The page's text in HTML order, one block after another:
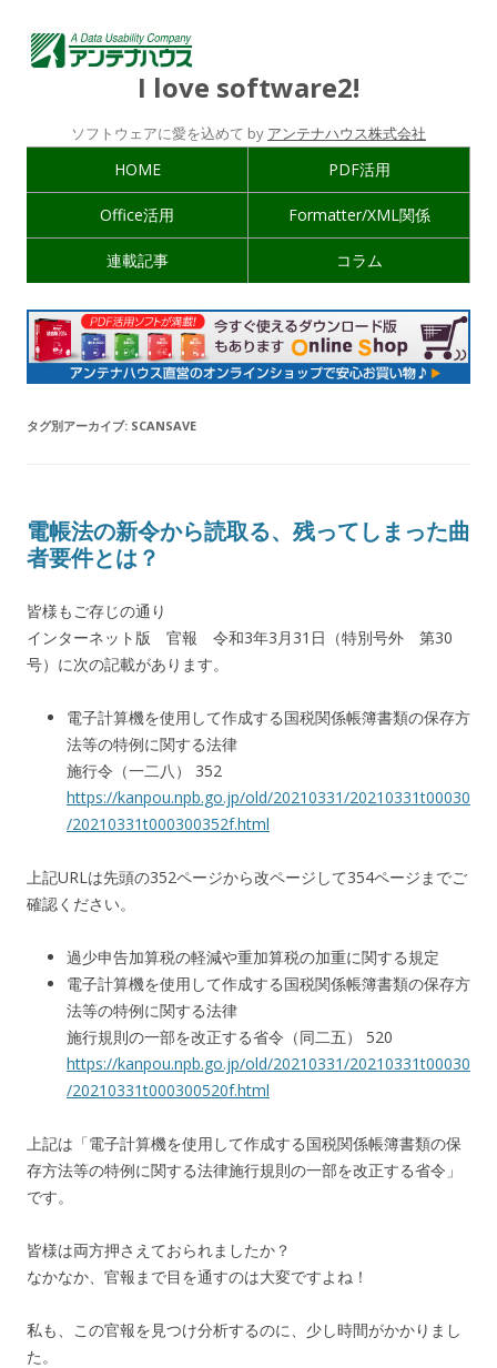
I love software2!
ソフトウェアに愛を込めて by アンテナハウス株式会社
HOME PDF活用
Office活用 Formatter/XML関係
連載記事 コラム
タグ別アーカイブ: SCANSAVE
電帳法の新令から読取る、残ってしまった曲
者要件とは？
皆様もご存じの通り
インターネット版 官報 令和3年3月31日 （特別号外 第30
号）に次の記載があります。
電子計算機を使用して作成する国税関係帳簿書類の保存方
法等の特例に関する法律
施行令（一二八） 352
https://kanpou.npb.go.jp/old/20210331/20210331t00030
/20210331t000300352f.html
上記URLは先頭の352ページから改ページして354ページまでご
確認ください。
過少申告加算税の軽減や重加算税の加重に関する規定
電子計算機を使用して作成する国税関係帳簿書類の保存方
法等の特例に関する法律
施行規則の一部を改正する省令（同二五） 520
https://kanpou.npb.go.jp/old/20210331/20210331t00030
/20210331t000300520f.html
上記は「電子計算機を使用して作成する国税関係帳簿書類の保
存方法等の特例に関する法律施行規則の一部を改正する省令」
です。
皆様は両方押さえておられましたか？
なかなか、官報まで目を通すのは大変ですよね！
私も、この官報を見つけ分析するのに、少し時間がかかりまし
た。